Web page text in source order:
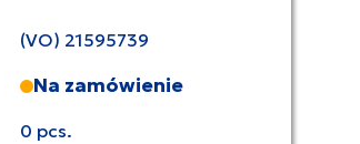
(VO) 21595739
Na zamówienie
0 pcs.